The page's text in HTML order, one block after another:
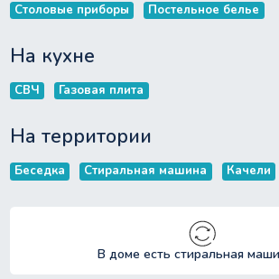
Столовые приборы Постельное белье
На кухне
СВЧ Газовая плита
На территории
Беседка Стиральная машина Качели
В доме есть стиральная